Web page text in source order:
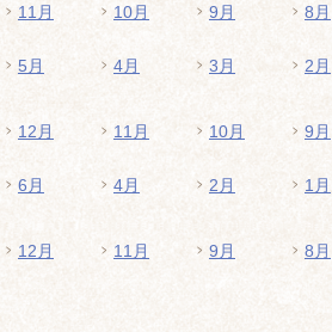
11月 10月 9月 8月
5月 4月 3月 2月
12月 11月 10月 9月
6月 4月 2月 1月
12月 11月 9月 8月